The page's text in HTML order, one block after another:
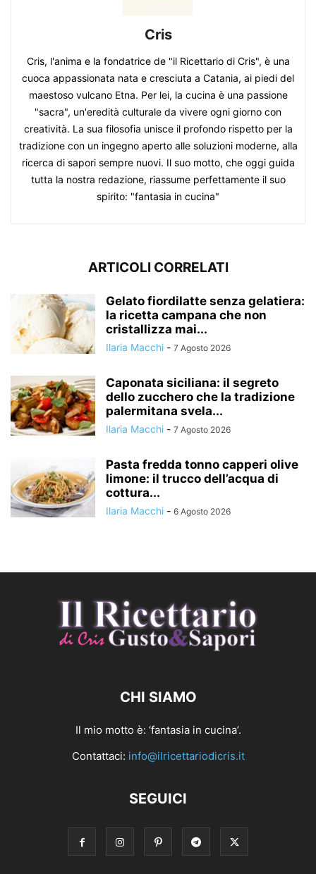
Cris
Cris, l'anima e la fondatrice de "il Ricettario di Cris", è una
cuoca appassionata nata e cresciuta a Catania, ai piedi del
maestoso vulcano Etna. Per lei, la cucina è una passione
"sacra", un'eredità culturale da vivere ogni giorno con
creatività. La sua filosofia unisce il profondo rispetto per la
tradizione con un ingegno aperto alle soluzioni moderne, alla
ricerca di sapori sempre nuovi. Il suo motto, che oggi guida
tutta la nostra redazione, riassume perfettamente il suo
spirito: "fantasia in cucina"
ARTICOLI CORRELATI
Gelato fiordilatte senza gelatiera:
la ricetta campana che non
cristallizza mai...
Ilaria Macchi - 7 Agosto 2026
Caponata siciliana: il segreto
dello zucchero che la tradizione
palermitana svela...
Ilaria Macchi - 7 Agosto 2026
Pasta fredda tonno capperi olive
limone: il trucco dell’acqua di
cottura...
Ilaria Macchi - 6 Agosto 2026
CHI SIAMO
Il mio motto è: ‘fantasia in cucina’.
Contattaci: info@ilricettariodicris.it
SEGUICI